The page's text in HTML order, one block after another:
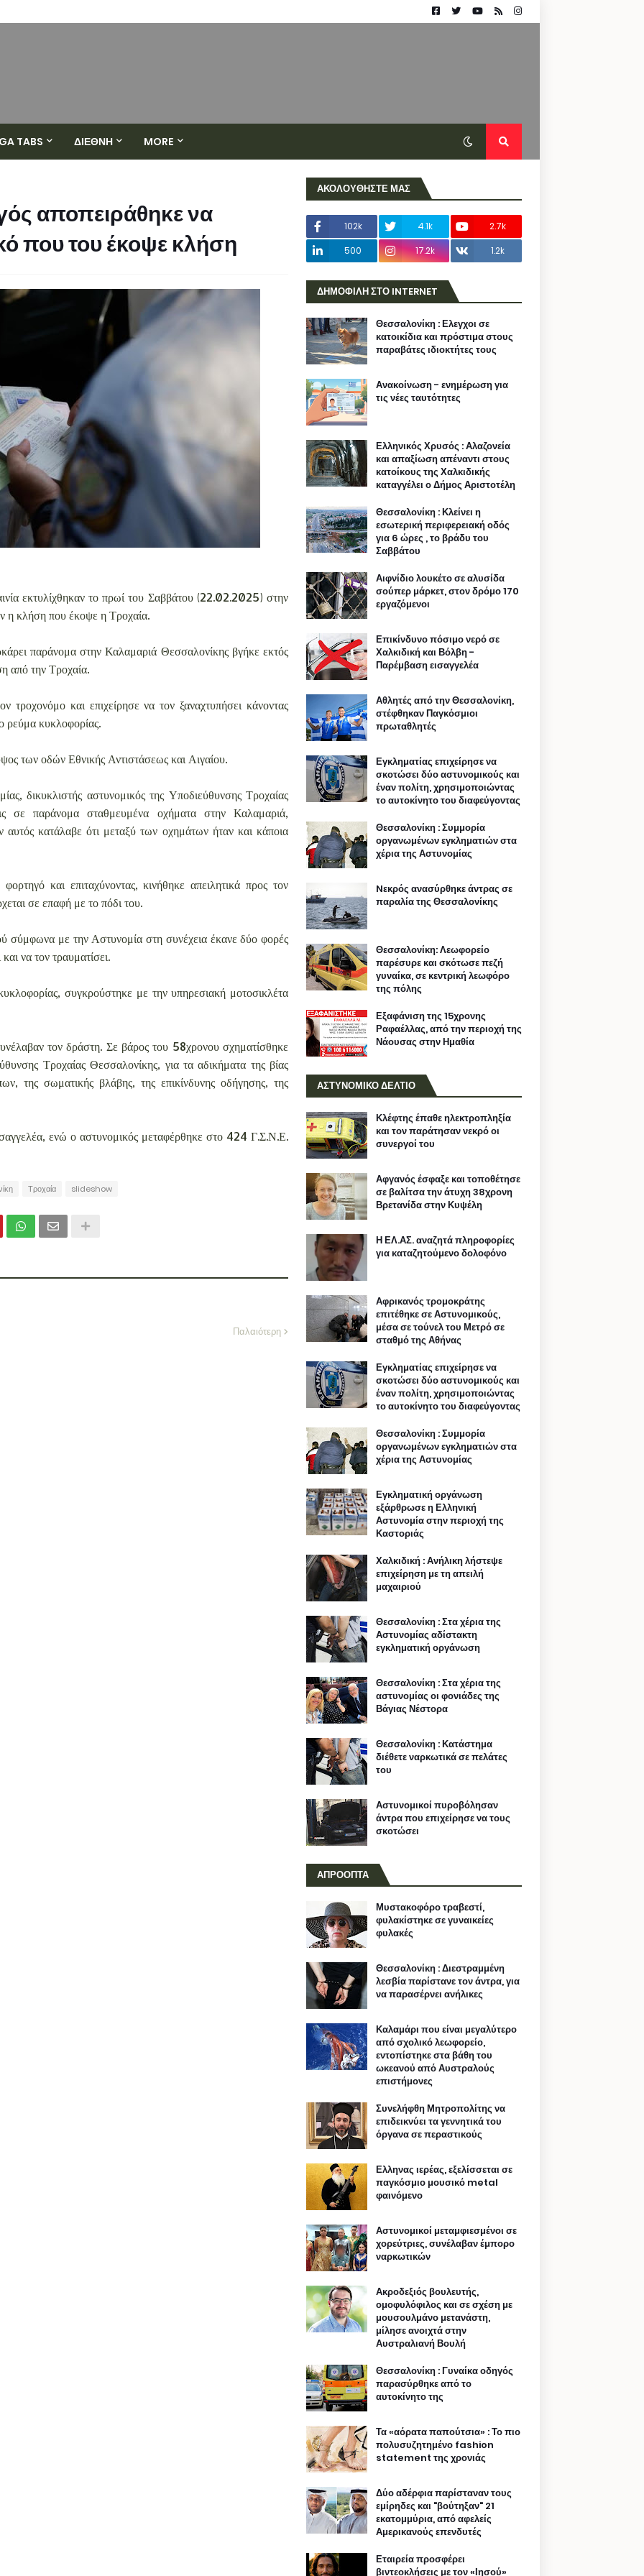
TABS ΔΙΕΘΝΗ MORE
αποπειράθηκε να
που του έκοψε κλήση
εκτυλίχθηκαν το πρωί του Σαββάτου (22.02.2025) στην
η κλήση που έκοψε η Τροχαία.
παράνομα στην Καλαμαριά Θεσσαλονίκης βγήκε εκτός
από την Τροχαία.
και επιχείρησε να τον ξαναχτυπήσει κάνοντας
ρεύμα κυκλοφορίας.
των οδών Εθνικής Αντιστάσεως και Αιγαίου.
δικυκλιστής αστυνομικός της Υποδιεύθυνσης Τροχαίας
σε παράνομα σταθμευμένα οχήματα στην Καλαμαριά,
κατάλαβε ότι μεταξύ των οχημάτων ήταν και κάποια
και επιταχύνοντας, κινήθηκε απειλητικά προς τον
σε επαφή με το πόδι του.
σύμφωνα με την Αστυνομία στη συνέχεια έκανε δύο φορές
να τον τραυματίσει.
συγκρούστηκε με την υπηρεσιακή μοτοσικλέτα
τον δράστη. Σε βάρος του 58χρονου σχηματίσθηκε
Τροχαίας Θεσσαλονίκης, για τα αδικήματα της βίας
της σωματικής βλάβης, της επικίνδυνης οδήγησης, της
ενώ ο αστυνομικός μεταφέρθηκε στο 424 Γ.Σ.Ν.Ε.
Τροχαία slideshow
Παλαιότερη
ΑΚΟΛΟΥΘΗΣΤΕ ΜΑΣ
102k 4.1k
2.7k
500
17.2k 1.2k
ΔΗΜΟΦΙΛΗ ΣΤΟ INTERNET
Θεσσαλονίκη : Ελεγχοι σε
κατοικίδια και πρόστιμα στους
παραβάτες ιδιοκτήτες τους
Ανακοίνωση - ενημέρωση για
τις νέες ταυτότητες
Ελληνικός Χρυσός : Αλαζονεία
και απαξίωση απέναντι στους
κατοίκους της Χαλκιδικής
καταγγέλει ο Δήμος Αριστοτέλη
Θεσσαλονίκη : Κλείνει η
εσωτερική περιφερειακή οδός
για 6 ώρες , το βράδυ του
Σαββάτου
Αιφνίδιο λουκέτο σε αλυσίδα
σούπερ μάρκετ, στον δρόμο 170
εργαζόμενοι
Επικίνδυνο πόσιμο νερό σε
Χαλκιδική και Βόλβη -
Παρέμβαση εισαγγελέα
Αθλητές από την Θεσσαλονίκη,
στέφθηκαν Παγκόσμιοι
πρωταθλητές
Εγκληματίας επιχείρησε να
σκοτώσει δύο αστυνομικούς και
έναν πολίτη, χρησιμοποιώντας
το αυτοκίνητο του διαφεύγοντας
Θεσσαλονίκη : Συμμορία
οργανωμένων εγκληματιών στα
χέρια της Αστυνομίας
Nεκρός ανασύρθηκε άντρας σε
παραλία της Θεσσαλονίκης
Θεσσαλονίκη: Λεωφορείο
παρέσυρε και σκότωσε πεζή
γυναίκα, σε κεντρική λεωφόρο
της πόλης
Εξαφάνιση της 15χρονης
Ραφαέλλας, από την περιοχή της
Νάουσας στην Ημαθία
ΑΣΤΥΝΟΜΙΚΟ ΔΕΛΤΙΟ
Κλέφτης έπαθε ηλεκτροπληξία
και τον παράτησαν νεκρό οι
συνεργοί του
Αφγανός έσφαξε και τοποθέτησε
σε βαλίτσα την άτυχη 38χρονη
Βρετανίδα στην Κυψέλη
Η ΕΛ.ΑΣ. αναζητά πληροφορίες
για καταζητούμενο δολοφόνο
Αφρικανός τρομοκράτης
επιτέθηκε σε Αστυνομικούς,
μέσα σε τούνελ του Μετρό σε
σταθμό της Αθήνας
Εγκληματίας επιχείρησε να
σκοτώσει δύο αστυνομικούς και
έναν πολίτη, χρησιμοποιώντας
το αυτοκίνητο του διαφεύγοντας
Θεσσαλονίκη : Συμμορία
οργανωμένων εγκληματιών στα
χέρια της Αστυνομίας
Εγκληματική οργάνωση
εξάρθρωσε η Ελληνική
Αστυνομία στην περιοχή της
Καστοριάς
Χαλκιδική : Ανήλικη λήστεψε
επιχείρηση με τη απειλή
μαχαιριού
Θεσσαλονίκη : Στα χέρια της
Αστυνομίας αδίστακτη
εγκληματική οργάνωση
Θεσσαλονίκη : Στα χέρια της
αστυνομίας οι φονιάδες της
Βάγιας Νέστορα
Θεσσαλονίκη : Κατάστημα
διέθετε ναρκωτικά σε πελάτες
του
Αστυνομικοί πυροβόλησαν
άντρα που επιχείρησε να τους
σκοτώσει
ΑΠΡΟΟΠΤΑ
Μυστακοφόρο τραβεστί,
φυλακίστηκε σε γυναικείες
φυλακές
Θεσσαλονίκη : Διεστραμμένη
λεσβία παρίστανε τον άντρα, για
να παρασέρνει ανήλικες
Καλαμάρι που είναι μεγαλύτερο
από σχολικό λεωφορείο,
εντοπίστηκε στα βάθη του
ωκεανού από Αυστραλούς
επιστήμονες
Συνελήφθη Μητροπολίτης να
επιδεικνύει τα γεννητικά του
όργανα σε περαστικούς
Ελληνας ιερέας, εξελίσσεται σε
παγκόσμιο μουσικό metal
φαινόμενο
Αστυνομικοί μεταμφιεσμένοι σε
χορεύτριες, συνέλαβαν έμπορο
ναρκωτικών
Ακροδεξιός βουλευτής,
ομοφυλόφιλος και σε σχέση με
μουσουλμάνο μετανάστη,
μίλησε ανοιχτά στην
Αυστραλιανή Βουλή
Θεσσαλονίκη : Γυναίκα οδηγός
παρασύρθηκε από το
αυτοκίνητο της
Τα «αόρατα παπούτσια» : Το πιο
πολυσυζητημένο fashion
statement της χρονιάς
Δύο αδέρφια παρίσταναν τους
εμίρηδες και "βούτηξαν" 21
εκατομμύρια, από αφελείς
Αμερικανούς επενδυτές
Εταιρεία προσφέρει
βιντεοκλήσεις με τον «Ιησού»